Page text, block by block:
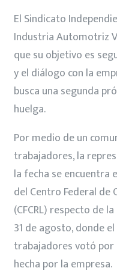
El Sindicato
Industria Automotriz
que su objetivo es
y el diálogo con la
busca una segunda
huelga.
Por medio de un
trabajadores, la
la fecha se encuentra
del Centro Federal de
(CFCRL) respecto de
31 de agosto, donde
trabajadores votó por
hecha por la empresa.